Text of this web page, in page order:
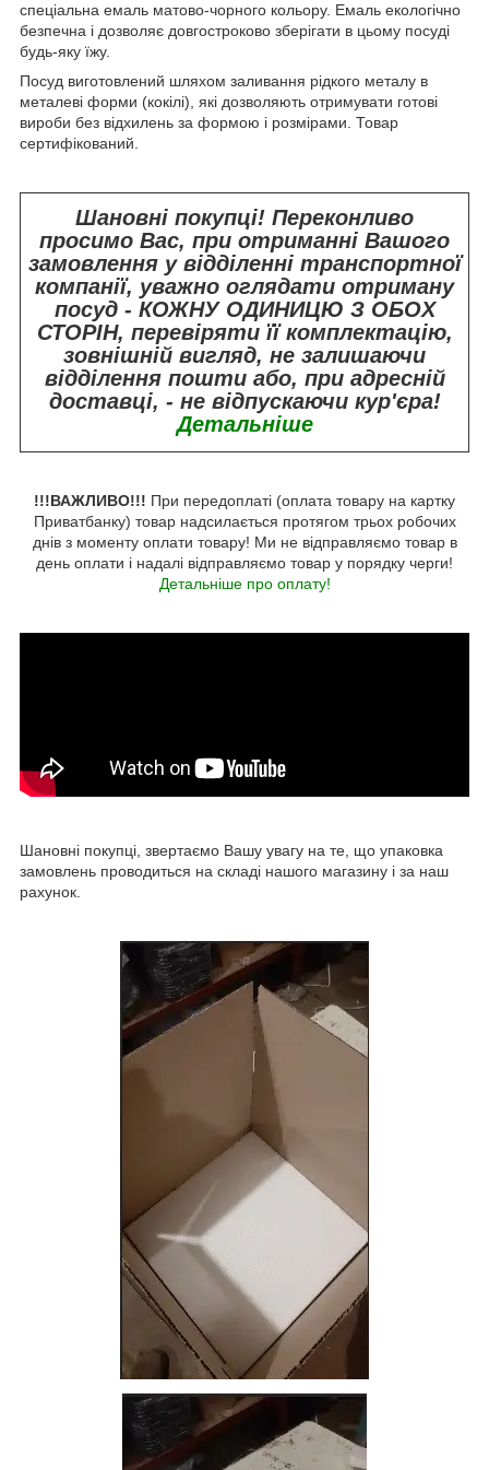
спеціальна емаль матово-чорного кольору. Емаль екологічно
безпечна і дозволяє довгостроково зберігати в цьому посуді
будь-яку їжу.
Посуд виготовлений шляхом заливання рідкого металу в
металеві форми (кокілі), які дозволяють отримувати готові
вироби без відхилень за формою і розмірами. Товар
сертифікований.
Шановні покупці! Переконливо
просимо Вас, при отриманні Вашого
замовлення у відділенні транспортної
компанії, уважно оглядати отриману
посуд - КОЖНУ ОДИНИЦЮ З ОБОХ
СТОРІН, перевіряти її комплектацію,
зовнішній вигляд, не залишаючи
відділення пошти або, при адресній
доставці, - не відпускаючи кур'єра!
Детальніше
!!!ВАЖЛИВО!!! При передоплаті (оплата товару на картку
Приватбанку) товар надсилається протягом трьох робочих
днів з моменту оплати товару! Ми не відправляємо товар в
день оплати і надалі відправляємо товар у порядку черги!
Детальніше про оплату!
Шановні покупці, звертаємо Вашу увагу на те, що упаковка
замовлень проводиться на складі нашого магазину і за наш
рахунок.